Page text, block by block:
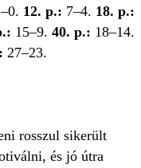
12. p.: 7–4. 18. p.:
15–9. 40. p.: 18–14.
27–23.
rosszul sikerült
és jó útra